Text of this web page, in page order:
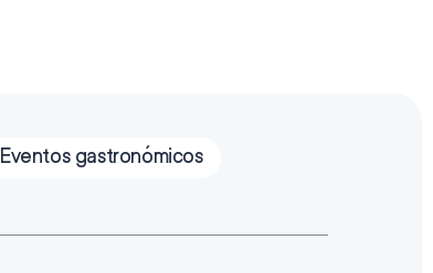
Eventos gastronómicos